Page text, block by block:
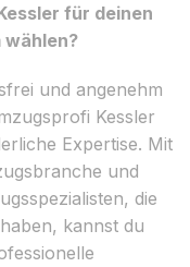
für deinen
wählen?
und angenehm
Kessler
Expertise. Mit
und
die
kannst du